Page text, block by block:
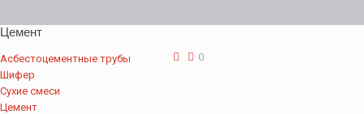
0
Цемент
Асбестоцементные трубы
Шифер
Сухие смеси
Цемент